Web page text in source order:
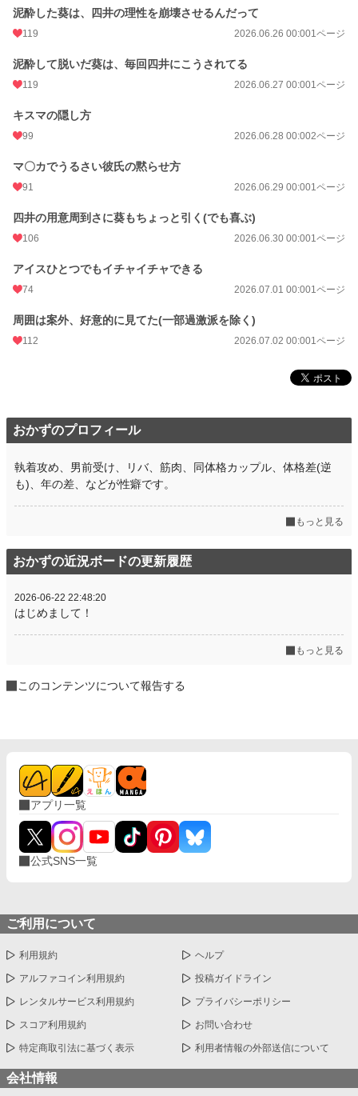
泥酔した葵は、四井の理性を崩壊させるんだって
119 2026.06.26 00:001ページ
泥酔して脱いだ葵は、毎回四井にこうされてる
119 2026.06.27 00:001ページ
キスマの隠し方
99 2026.06.28 00:002ページ
マ〇カでうるさい彼氏の黙らせ方
91 2026.06.29 00:001ページ
四井の用意周到さに葵もちょっと引く(でも喜ぶ)
106 2026.06.30 00:001ページ
アイスひとつでもイチャイチャできる
74 2026.07.01 00:001ページ
周囲は案外、好意的に見てた(一部過激派を除く)
112 2026.07.02 00:001ページ
おかずのプロフィール
執着攻め、男前受け、リバ、筋肉、同体格カップル、体格差(逆
も)、年の差、などが性癖です。
もっと見る
おかずの近況ボードの更新履歴
2026-06-22 22:48:20
はじめまして！
もっと見る
このコンテンツについて報告する
アプリ一覧
公式SNS一覧
ご利用について
利用規約 ヘルプ
アルファコイン利用規約 投稿ガイドライン
レンタルサービス利用規約 プライバシーポリシー
スコア利用規約 お問い合わせ
特定商取引法に基づく表示 利用者情報の外部送信について
会社情報